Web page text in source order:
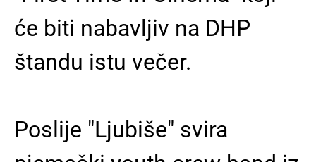
će biti nabavljiv na DHP
štandu istu večer.
Poslije "Ljubiše" svira